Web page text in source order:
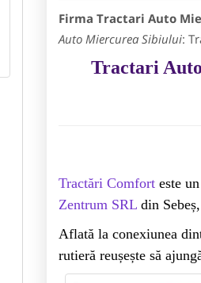
Firma Tractari Auto
Auto Miercurea Sibiului:
Tractari
Tractări Comforteste un
Zentrum SRLdin
Aflată la conexiunea
rutieră reușește să